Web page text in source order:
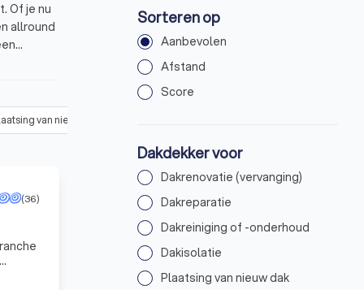
Of je nu
allround
van nieuw dak
(36)
Sorteren op
Aanbevolen
Afstand
Score
Dakdekker voor
Dakrenovatie (vervanging)
Dakreparatie
Dakreiniging of -onderhoud
Dakisolatie
Plaatsing van nieuw dak